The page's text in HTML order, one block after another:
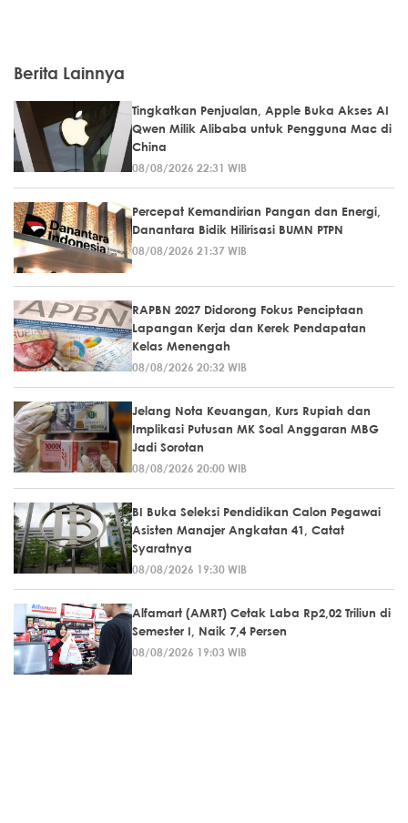
Berita Lainnya
Tingkatkan Penjualan, Apple Buka Akses AI
Qwen Milik Alibaba untuk Pengguna Mac di
China
08/08/2026 22:31 WIB
Percepat Kemandirian Pangan dan Energi,
Danantara Bidik Hilirisasi BUMN PTPN
08/08/2026 21:37 WIB
RAPBN 2027 Didorong Fokus Penciptaan
Lapangan Kerja dan Kerek Pendapatan
Kelas Menengah
08/08/2026 20:32 WIB
Jelang Nota Keuangan, Kurs Rupiah dan
Implikasi Putusan MK Soal Anggaran MBG
Jadi Sorotan
08/08/2026 20:00 WIB
BI Buka Seleksi Pendidikan Calon Pegawai
Asisten Manajer Angkatan 41, Catat
Syaratnya
08/08/2026 19:30 WIB
Alfamart (AMRT) Cetak Laba Rp2,02 Triliun di
Semester I, Naik 7,4 Persen
08/08/2026 19:03 WIB